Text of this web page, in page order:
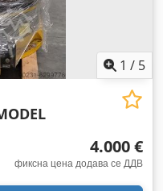
1 / 5
4.000 €
фиксна цена додава се ДДВ